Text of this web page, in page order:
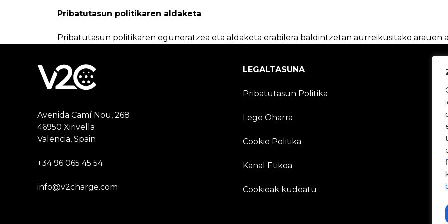
Pribatutasun politikaren aldaketa
Pribatutasun politikaren eguneratzea eta aldaketa erabilera baldintzetan aurreikusitako arauen
Avenida Camí Nou, 268
46950 Xirivella
Valencia, Spain
+34 96 065 45 54
info@v2charge.com
LEGALTASUNA
Pribatutasun Politika
Lege Oharra
Cookie Politika
Kanal Etikoa
Cookieak kudeatu